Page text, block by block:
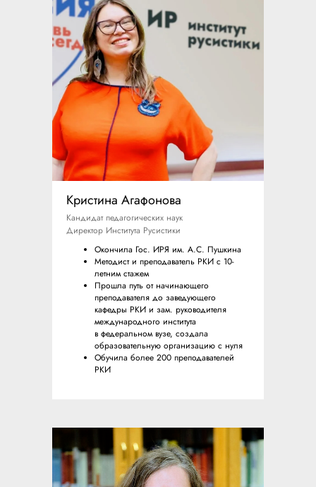
Кристина Агафонова
Кандидат педагогических наук
Директор Института Русистики
Окончила Гос. ИРЯ им. А.С. Пушкина
Методист и преподаватель РКИ с 10-
летним стажем
Прошла путь от начинающего
преподавателя до заведующего
кафедры РКИ и зам. руководителя
международного института
в федеральном вузе, создала
образовательную организацию с нуля
Обучила более 200 преподавателей
РКИ